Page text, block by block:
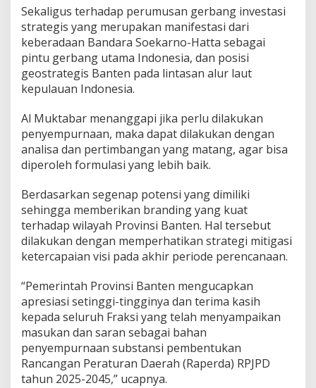
4
Sekaligus terhadap perumusan gerbang investasi
strategis yang merupakan manifestasi dari
keberadaan Bandara Soekarno-Hatta sebagai
pintu gerbang utama Indonesia, dan posisi
geostrategis Banten pada lintasan alur laut
kepulauan Indonesia.
Al Muktabar menanggapi jika perlu dilakukan
penyempurnaan, maka dapat dilakukan dengan
analisa dan pertimbangan yang matang, agar bisa
diperoleh formulasi yang lebih baik.
Berdasarkan segenap potensi yang dimiliki
sehingga memberikan branding yang kuat
terhadap wilayah Provinsi Banten. Hal tersebut
dilakukan dengan memperhatikan strategi mitigasi
ketercapaian visi pada akhir periode perencanaan.
“Pemerintah Provinsi Banten mengucapkan
apresiasi setinggi-tingginya dan terima kasih
kepada seluruh Fraksi yang telah menyampaikan
masukan dan saran sebagai bahan
penyempurnaan substansi pembentukan
Rancangan Peraturan Daerah (Raperda) RPJPD
tahun 2025-2045,” ucapnya.